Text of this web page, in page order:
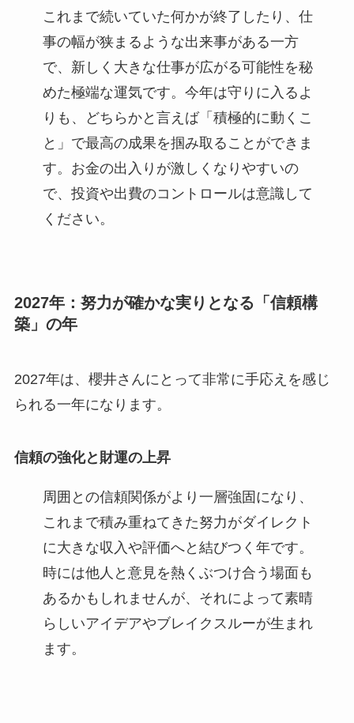
これまで続いていた何かが終了したり、仕
事の幅が狭まるような出来事がある一方
で、新しく大きな仕事が広がる可能性を秘
めた極端な運気です。今年は守りに入るよ
りも、どちらかと言えば「積極的に動くこ
と」で最高の成果を掴み取ることができま
す。お金の出入りが激しくなりやすいの
で、投資や出費のコントロールは意識して
ください。
2027年：努力が確かな実りとなる「信頼構
築」の年
2027年は、櫻井さんにとって非常に手応えを感じ
られる一年になります。
信頼の強化と財運の上昇
周囲との信頼関係がより一層強固になり、
これまで積み重ねてきた努力がダイレクト
に大きな収入や評価へと結びつく年です。
時には他人と意見を熱くぶつけ合う場面も
あるかもしれませんが、それによって素晴
らしいアイデアやブレイクスルーが生まれ
ます。